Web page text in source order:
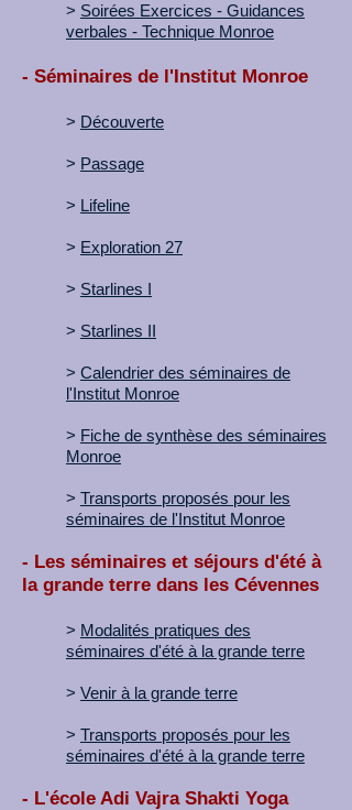
> Soirées Exercices - Guidances
verbales - Technique Monroe
- Séminaires de l'Institut Monroe
> Découverte
> Passage
> Lifeline
> Exploration 27
> Starlines I
> Starlines II
> Calendrier des séminaires de
l'Institut Monroe
> Fiche de synthèse des séminaires
Monroe
> Transports proposés pour les
séminaires de l'Institut Monroe
- Les séminaires et séjours d'été à
la grande terre dans les Cévennes
> Modalités pratiques des
séminaires d'été à la grande terre
> Venir à la grande terre
> Transports proposés pour les
séminaires d'été à la grande terre
- L'école Adi Vajra Shakti Yoga